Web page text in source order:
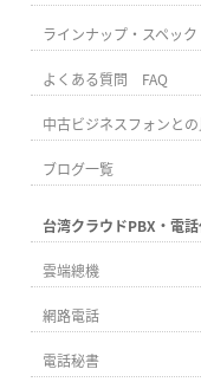
ラインナップ・スペック
よくある質問 FAQ
中古ビジネスフォンと
ブログ一覧
台湾クラウドPBX・電
雲端總機
網路電話
電話秘書